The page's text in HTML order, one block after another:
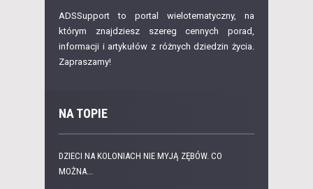
ADSSupport to portal wielotematyczny, na
którym znajdziesz szereg cennych porad,
informacji i artykułów z różnych dziedzin życia.
Zapraszamy!
NA TOPIE
DZIECI NA KOLONIACH NIE MYJĄ ZĘBÓW. CO
MOŻNA...